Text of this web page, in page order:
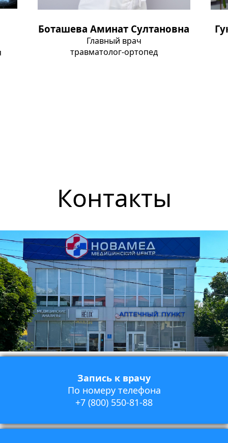
Боташева Аминат Султановна
Главный врач
травматолог-ортопед
Контакты
Запись к врачу
По номеру телефона
+7 (800) 550-81-88